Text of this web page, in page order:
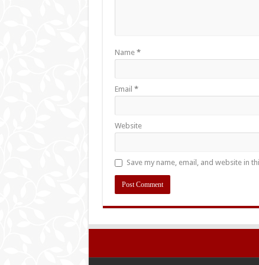
Name *
Email *
Website
Save my name, email, and website in